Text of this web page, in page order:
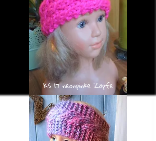
KS 17 neonpinke Zöpfe